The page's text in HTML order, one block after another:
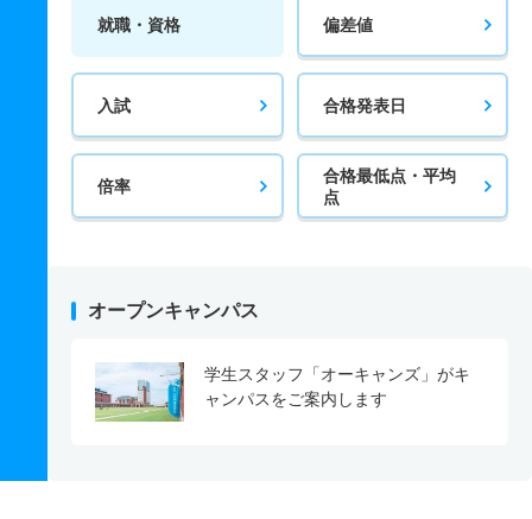
就職・資格 偏差値
入試 合格発表日
倍率
合格最低点・平均
点
オープンキャンパス
学生スタッフ「オーキャンズ」がキ
ャンパスをご案内します